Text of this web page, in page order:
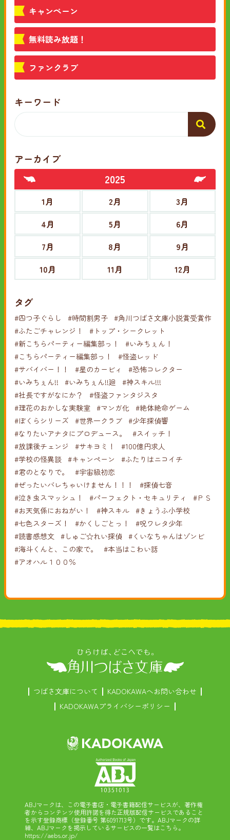
キャンペーン
無料読み放題！
ファンクラブ
キーワード
アーカイブ
2025
1月 2月
3月
4月
5月
6月
7月
8月
9月
10月
11月 12月
タグ
#四つ子ぐらし #時間割男子 #角川つばさ文庫小説賞受賞作
#ふたごチャレンジ！
#トップ・シークレット
#新こちらパーティー編集部っ！
#いみちぇん！
#こちらパーティー編集部っ！
#怪盗レッド
#サバイバー！！
#星のカービィ
#恐怖コレクター
#いみちぇん!!
#いみちぇん!!廻
#神スキル!!!
#社長ですがなにか？
#怪盗ファンタジスタ
#理花のおかしな実験室 #マンガ化 #絶体絶命ゲーム
#ぼくらシリーズ
#世界一クラブ #少年探偵響
#なりたいアナタにプロデュース。
#スイッチ！
#放課後チェンジ
#サキヨミ！
#100億円求人
#学校の怪異談 #キャンペーン
#ふたりはニコイチ
#君のとなりで。
#宇宙級初恋
#ぜったいバレちゃいけません！！！
#探偵七音
#泣き虫スマッシュ！
#パーフェクト・セキュリティ
#ＰＳ
#お天気係におねがい！
#神スキル #きょうふ小学校
#七色スターズ！
#かくしごとっ！
#呪ワレタ少年
#読書感想文
#しゅご☆れい探偵 #くいなちゃんはゾンビ
#海斗くんと、この家で。
#本当はこわい話
#アオハル１００％
つばさ文庫について
KADOKAWAへお問い合わせ
KADOKAWAプライバシーポリシー
ABJマークは、この電子書店・電子書籍配信サービスが、著作権
者からコンテンツ使用許諾を得た正規版配信サービスであること
を示す登録商標（登録番号 第6091713号）です。ABJマークの詳
細、ABJマークを掲示しているサービスの一覧はこちら。
https://aebs.or.jp/